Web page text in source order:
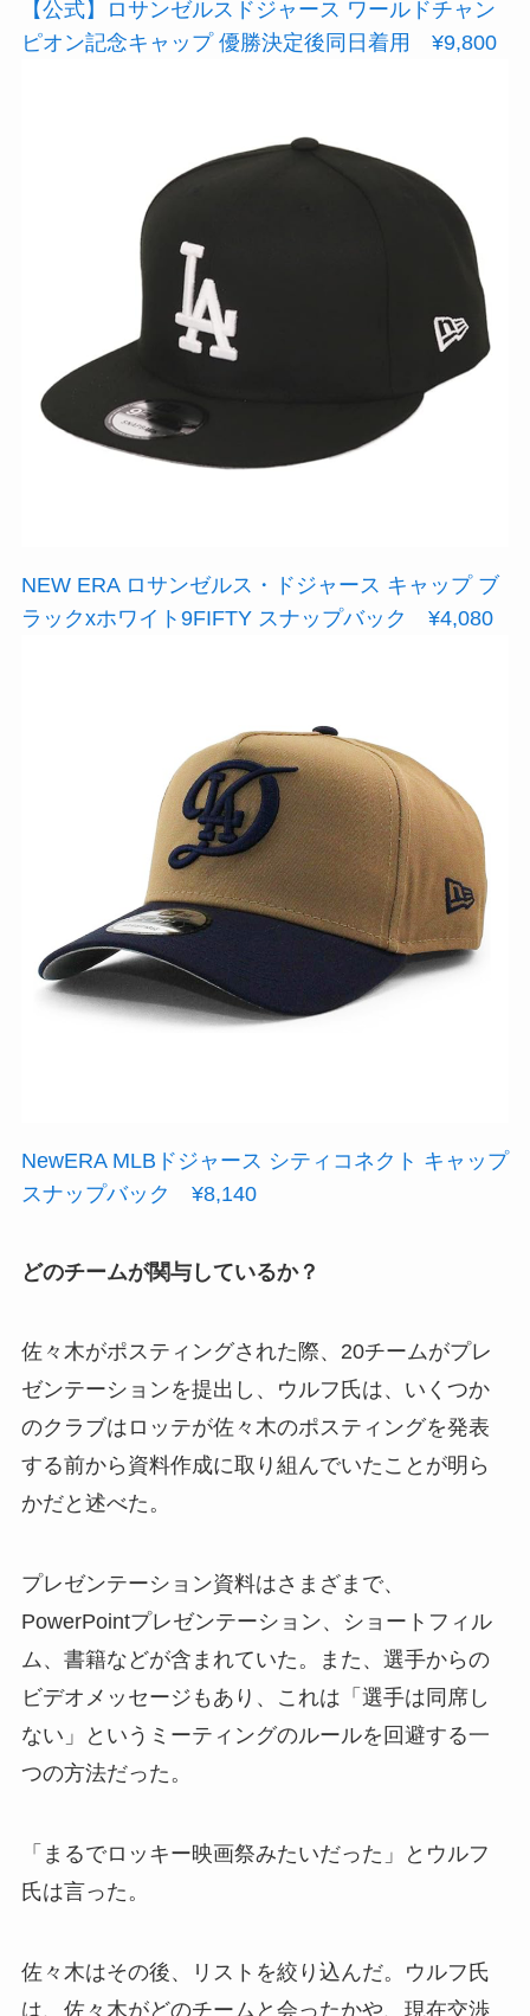
【公式】ロサンゼルスドジャース ワールドチャン
ピオン記念キャップ 優勝決定後同日着用 ¥9,800
NEW ERA ロサンゼルス・ドジャース キャップ ブ
ラックxホワイト9FIFTY スナップバック ¥4,080
NewERA MLBドジャース シティコネクト キャップ
スナップバック ¥8,140
どのチームが関与しているか？
佐々木がポスティングされた際、20チームがプレ
ゼンテーションを提出し、ウルフ氏は、いくつか
のクラブはロッテが佐々木のポスティングを発表
する前から資料作成に取り組んでいたことが明ら
かだと述べた。
プレゼンテーション資料はさまざまで、
PowerPointプレゼンテーション、ショートフィル
ム、書籍などが含まれていた。また、選手からの
ビデオメッセージもあり、これは「選手は同席し
ない」というミーティングのルールを回避する一
つの方法だった。
「まるでロッキー映画祭みたいだった」とウルフ
氏は言った。
佐々木はその後、リストを絞り込んだ。ウルフ氏
は、佐々木がどのチームと会ったかや、現在交渉